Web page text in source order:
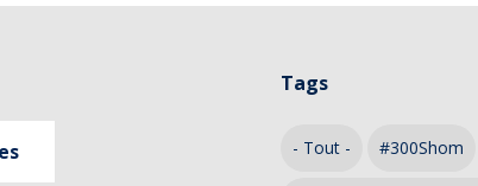
Tags
- Tout - #300Shom